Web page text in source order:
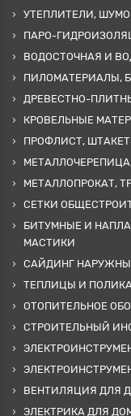
УТЕПЛИТЕЛИ,
ПАРО-
ВОДОСТОЧНАЯ И
ПИЛОМАТЕРИАЛЫ,
ДРЕВЕСТНО-
КРОВЕЛЬНЫЕ
ПРОФЛИСТ,
МЕТАЛЛОПРОКАТ,
СЕТКИ
БИТУМНЫЕ И
МАСТИКИ
САЙДИНГ
ТЕПЛИЦЫ И
ОТОПИТЕЛЬНОЕ
СТРОИТЕЛЬНЫЙ
ВЕНТИЛЯЦИЯ ДЛЯ
ЭЛЕКТРИКА ДЛЯ